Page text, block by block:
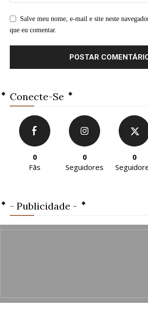
Salve meu nome, e-mail e site neste
que eu comentar.
Conecte-Se
0
Fãs
0
Seguidores
0
- Publicidade -